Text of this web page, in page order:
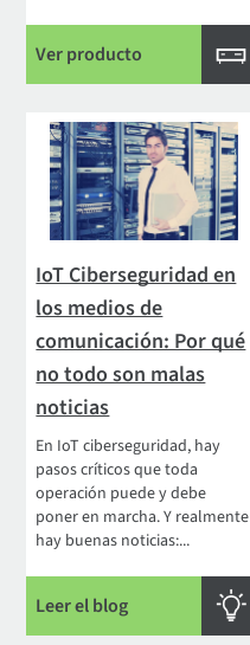
Ver producto
IoT Ciberseguridad en
los medios de
comunicación: Por qué
no todo son malas
noticias
En IoT ciberseguridad, hay
pasos críticos que toda
operación puede y debe
poner en marcha. Y realmente
hay buenas noticias:...
Leer el blog